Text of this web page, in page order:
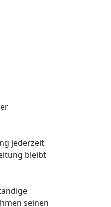
jederzeit
bleibt
seinen